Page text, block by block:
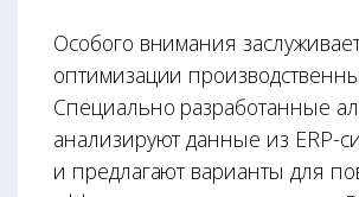
Особого внимания
оптимизации
Специально разработанные
анализируют данные из ERP-
и предлагают варианты для